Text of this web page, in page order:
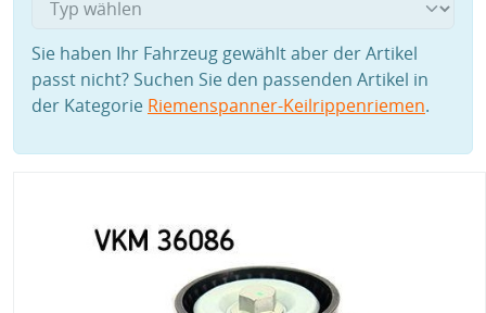
Sie haben Ihr Fahrzeug gewählt aber der Artikel
passt nicht? Suchen Sie den passenden Artikel in
der Kategorie Riemenspanner-Keilrippenriemen.